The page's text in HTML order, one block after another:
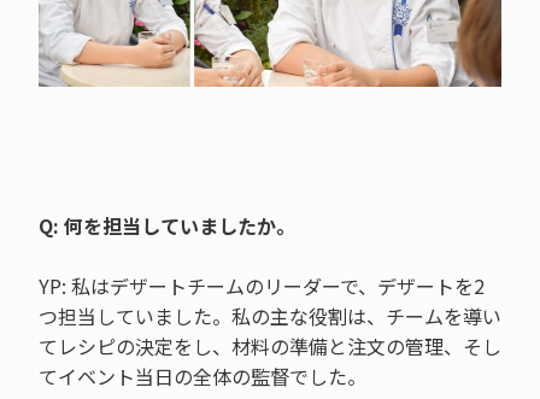
Q: 何を担当していましたか。
YP: 私はデザートチームのリーダーで、デザートを2
つ担当していました。私の主な役割は、チームを導い
てレシピの決定をし、材料の準備と注文の管理、そし
てイベント当日の全体の監督でした。